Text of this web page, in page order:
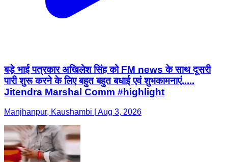
बड़े भाई पत्रकार अखिलेश सिंह को FM news के साथ दूसरी
पारी शुरू करने के लिए बहुत बहुत बधाई एवं शुभकामनाएं.....
Jitendra Marshal Comm #highlight
Manjhanpur, Kaushambi | Aug 3, 2026